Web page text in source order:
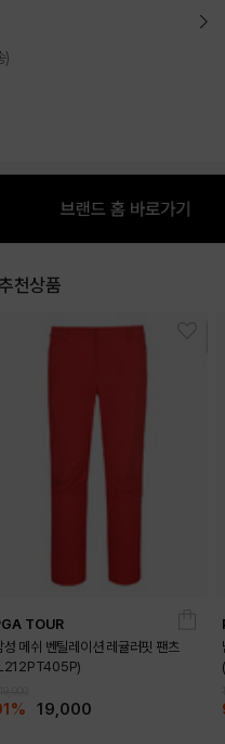
)
천상품
TOUR
성 메쉬 벤틸레이션 레귤러핏 팬츠
19,000